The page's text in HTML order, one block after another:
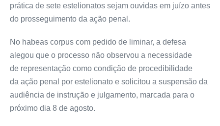
prática de sete estelionatos sejam ouvidas em juízo antes
do prosseguimento da ação penal .
No habeas corpus com pedido de liminar, a defesa
alegou que o processo não observou a necessidade
de representação como condição de procedibilidade
da ação penal por estelionato e solicitou a suspensão da
audiência de instrução e julgamento, marcada para o
próximo dia 8 de agosto.